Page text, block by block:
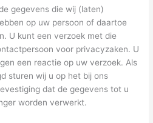
gegevens die wij (laten)
op uw persoon of daartoe
U kunt een verzoek met die
voor privacyzaken. U
een reactie op uw verzoek. Als
sturen wij u op het bij ons
dat de gegevens tot u
worden verwerkt.